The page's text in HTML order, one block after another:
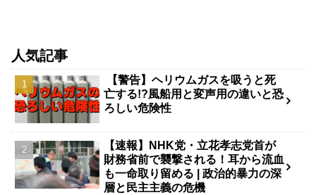
人気記事
【警告】ヘリウムガスを吸うと死
亡する!?風船用と変声用の違いと恐
ろしい危険性
【速報】NHK党・立花孝志党首が
財務省前で襲撃される！耳から流血
も一命取り留める | 政治的暴力の深
層と民主主義の危機